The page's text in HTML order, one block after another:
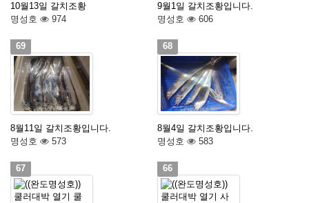
명성호와 함께 완도항에서
갈치/우럭/열기조황을 즐
겨보세요!
10월13일 갈치조황
명성호
974
9월1일 갈치조황입니다.
명성호
606
69
8월11일 갈치조황입니다.
명성호
573
68
8월4일 갈치조황입니다.
명성호
583
67 66